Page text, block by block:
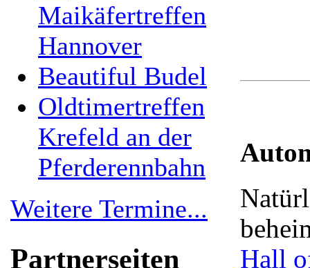
Maikäfertreffen
Hannover
Beautiful Budel
Oldtimertreffen
Krefeld an der
Pferderennbahn
Weitere Termine...
Partnerseiten
Hall